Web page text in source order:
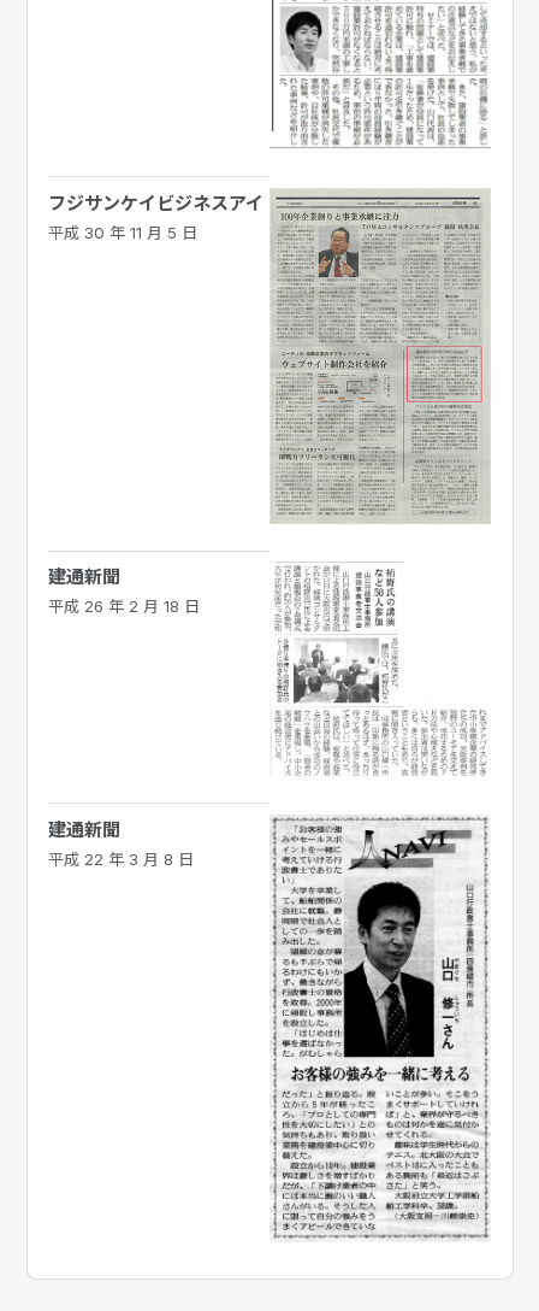
フジサンケイビジネスアイ
平成 30 年 11 月 5 日
建通新聞
平成 26 年 2 月 18 日
建通新聞
平成 22 年 3 月 8 日